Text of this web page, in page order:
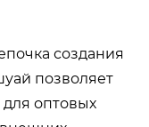
создания
позволяет
для оптовых